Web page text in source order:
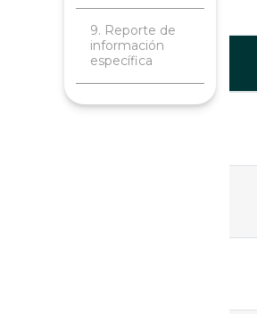
9. Reporte de
información
específica